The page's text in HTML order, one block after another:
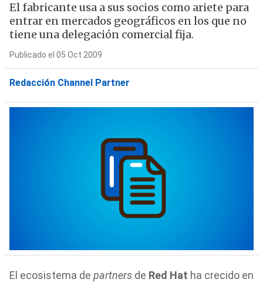
El fabricante usa a sus socios como ariete para
entrar en mercados geográficos en los que no
tiene una delegación comercial fija.
Publicado el 05 Oct 2009
Redacción Channel Partner
El ecosistema de partnersde Red Hat ha crecido en